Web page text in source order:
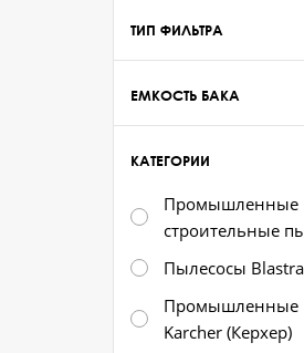
ТИП ФИЛЬТРА
ЕМКОСТЬ БАКА
КАТЕГОРИИ
Промышленные
строительные
Пылесосы
Промышленные
Karcher (Керхер)